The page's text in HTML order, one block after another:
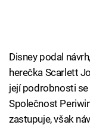
Disney podal
herečka Scarlett
její podrobnosti
Společnost
zastupuje, však